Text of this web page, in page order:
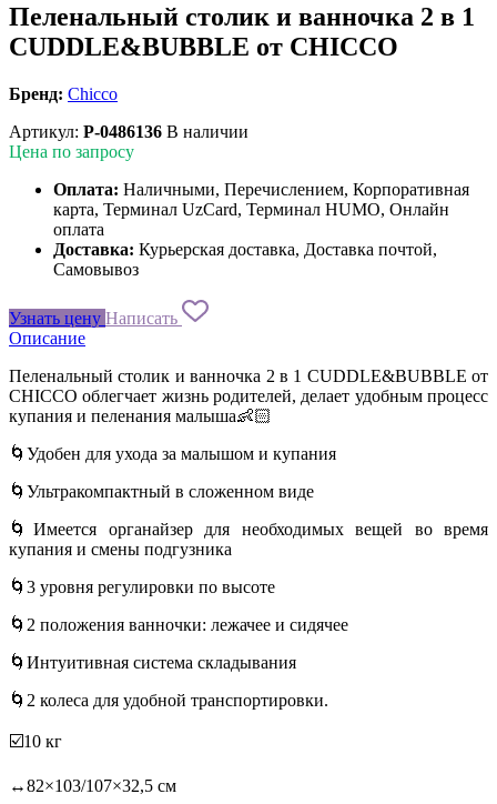
Пеленальный столик и ванночка 2 в 1
CUDDLE&BUBBLE от CHICCO
Бренд: Chicco
Артикул: P-0486136 В наличии
Цена по запросу
Оплата: Наличными, Перечислением, Корпоративная
карта, Терминал UzCard, Терминал HUMO, Онлайн
оплата
Доставка: Курьерская доставка, Доставка почтой,
Самовывоз
Узнать цену Написать
Описание
Пеленальный столик и ванночка 2 в 1 CUDDLE&BUBBLE от
CHICCO облегчает жизнь родителей, делает удобным процесс
купания и пеленания малыша👶🏻
🌀Удобен для ухода за малышом и купания
🌀Ультракомпактный в сложенном виде
🌀Имеется органайзер для необходимых вещей во время
купания и смены подгузника
🌀3 уровня регулировки по высоте
🌀2 положения ванночки: лежачее и сидячее
🌀Интуитивная система складывания
🌀2 колеса для удобной транспортировки.
☑️10 кг
↔️82×103/107×32,5 см